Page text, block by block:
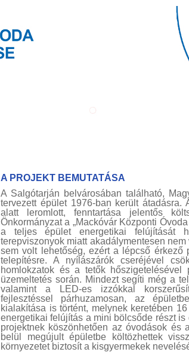
A PROJEKT BEMUTATÁSA
A Salgótarján belvárosában található,
tervezett épület 1976-ban került
alatt leromlott, fenntartása jelentős
Önkormányzat a „Mackóvár Központi
a teljes épület energetikai felújítását
terepviszonyok miatt akadálymentesen
sem volt lehetőség, ezért a lépcső érkező
telepítésre. A nyílászárók cseréjével
homlokzatok és a tetők
üzemeltetés során. Mindezt segíti még a
valamint a LED-es izzókkal
fejlesztéssel párhuzamosan, az
kialakítása is történt, melynek keretében
energetikai felújítás a mini bölcsőde részt
projektnek köszönhetően az óvodások és
belül megújult épületbe költözhettek
környezetet biztosít a kisgyermekek